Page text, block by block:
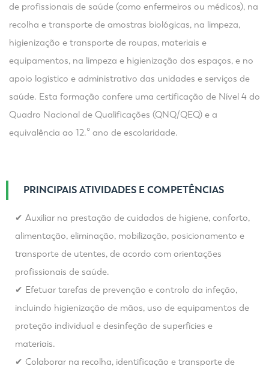
de profissionais de saúde (como enfermeiros ou médicos), na
recolha e transporte de amostras biológicas, na limpeza,
higienização e transporte de roupas, materiais e
equipamentos, na limpeza e higienização dos espaços, e no
apoio logístico e administrativo das unidades e serviços de
saúde. Esta formação confere uma certificação de Nível 4 do
Quadro Nacional de Qualificações (QNQ/QEQ) e a
equivalência ao 12.º ano de escolaridade.
PRINCIPAIS ATIVIDADES E COMPETÊNCIAS
✔ Auxiliar na prestação de cuidados de higiene, conforto,
alimentação, eliminação, mobilização, posicionamento e
transporte de utentes, de acordo com orientações
profissionais de saúde.
✔ Efetuar tarefas de prevenção e controlo da infeção,
incluindo higienização de mãos, uso de equipamentos de
proteção individual e desinfeção de superfícies e
materiais.
✔ Colaborar na recolha, identificação e transporte de